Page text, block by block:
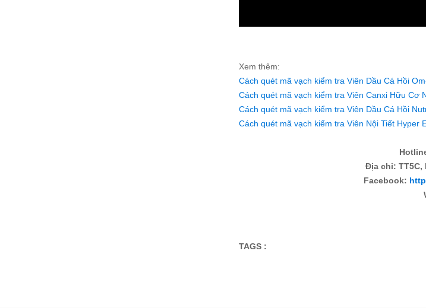
Xem thêm:
Cách quét mã vạch kiểm tra Viên Dầu Cá Hồi
Cách quét mã vạch kiểm tra Viên Canxi Hữu Cơ
Cách quét mã vạch kiểm tra Viên Dầu Cá Hồi
Cách quét mã vạch kiểm tra Viên Nội Tiết Hyper
Địa chỉ: TT5C,
Facebook:
TAGS :